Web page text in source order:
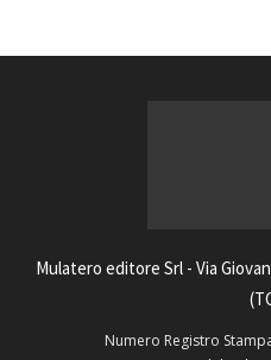
Mulatero editore Srl - Via
Numero Registro